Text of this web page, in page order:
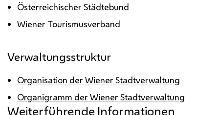
Österreichischer Städtebund
Wiener Tourismusverband
Verwaltungsstruktur
Organisation der Wiener Stadtverwaltung
Organigramm der Wiener Stadtverwaltung
Weiterführende Informationen